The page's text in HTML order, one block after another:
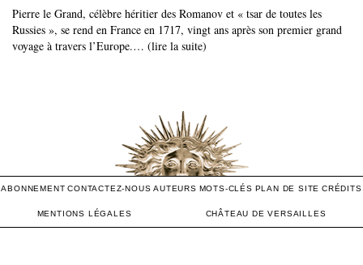
Pierre le Grand, célèbre héritier des Romanov et « tsar de toutes les
Russies », se rend en France en 1717, vingt ans après son premier grand
voyage à travers l’Europe.… (lire la suite)
ABONNEMENT CONTACTEZ-NOUS AUTEURS MOTS-CLÉS PLAN DE SITE CRÉDITS
MENTIONS LÉGALES CHÂTEAU DE VERSAILLES